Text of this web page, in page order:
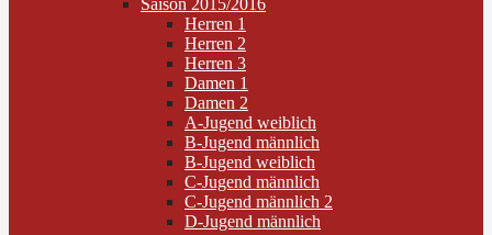
Saison 2015/2016
Herren 1
Herren 2
Herren 3
Damen 1
Damen 2
A-Jugend weiblich
B-Jugend männlich
B-Jugend weiblich
C-Jugend männlich
C-Jugend männlich 2
D-Jugend männlich